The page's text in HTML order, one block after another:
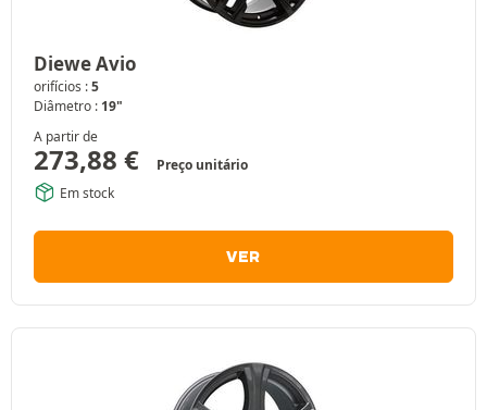
Diewe Avio
orifícios :5
Diâmetro : 19"
A partir de
273,88 €
Preço unitário
Em stock
VER